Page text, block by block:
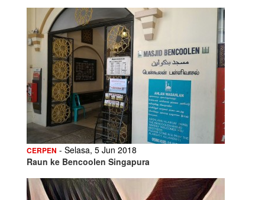
CERPEN - Selasa, 5 Jun 2018
Raun ke Bencoolen Singapura